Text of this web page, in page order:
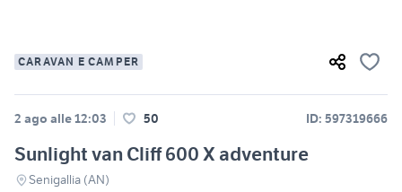
CARAVAN E CAMPER
2 ago alle 12:03 50 ID: 597319666
Sunlight van Cliff 600 X adventure
Senigallia (AN)